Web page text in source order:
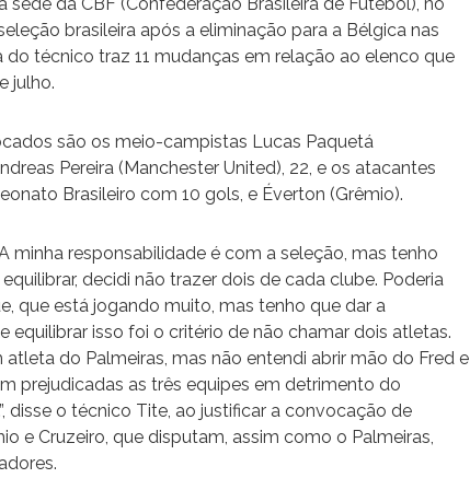
brasileira após a eliminação para a Bélgica nas
técnico traz 11 mudanças em relação ao elenco que
julho.
são os meio-campistas Lucas Paquetá
Pereira (Manchester United), 22, e os atacantes
Brasileiro com 10 gols, e Éverton (Grêmio).
minha responsabilidade é com a seleção, mas tenho
decidi não trazer dois de cada clube. Poderia
que está jogando muito, mas tenho que dar a
equilibrar isso foi o critério de não chamar dois atletas.
do Palmeiras, mas não entendi abrir mão do Fred e
prejudicadas as três equipes em detrimento do
disse o técnico Tite, ao justificar a convocação de
e Cruzeiro, que disputam, assim como o Palmeiras,